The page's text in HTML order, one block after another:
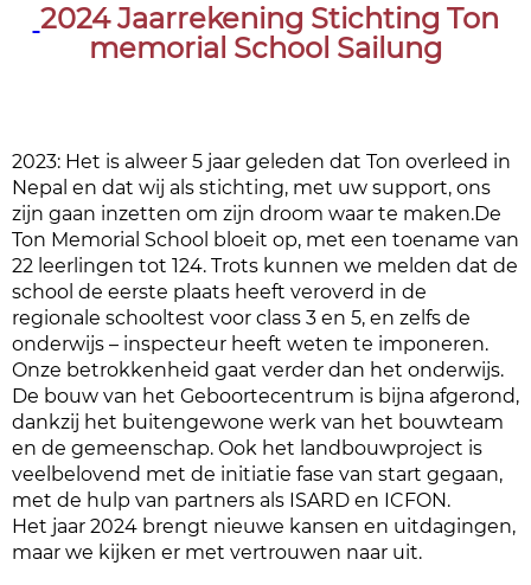
2024 Jaarrekening Stichting Ton
memorial School Sailung
2023: Het is alweer 5 jaar geleden dat Ton overleed in
Nepal en dat wij als stichting, met uw support, ons
zijn gaan inzetten om zijn droom waar te maken.De
Ton Memorial School bloeit op, met een toename van
22 leerlingen tot 124. Trots kunnen we melden dat de
school de eerste plaats heeft veroverd in de
regionale schooltest voor class 3 en 5, en zelfs de
onderwijs – inspecteur heeft weten te imponeren.
Onze betrokkenheid gaat verder dan het onderwijs.
De bouw van het Geboortecentrum is bijna afgerond,
dankzij het buitengewone werk van het bouwteam
en de gemeenschap. Ook het landbouwproject is
veelbelovend met de initiatie fase van start gegaan,
met de hulp van partners als ISARD en ICFON.
Het jaar 2024 brengt nieuwe kansen en uitdagingen,
maar we kijken er met vertrouwen naar uit.